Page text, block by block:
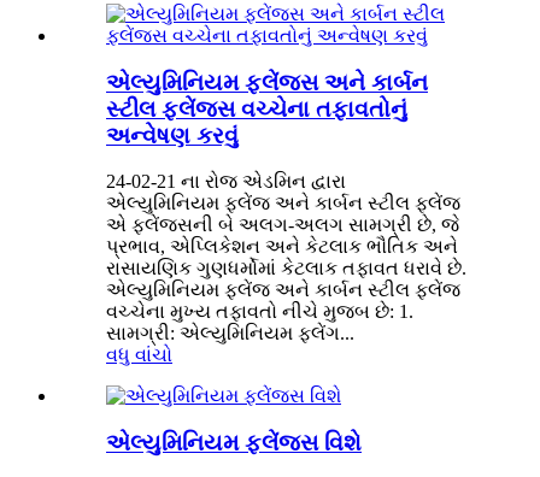
એલ્યુમિનિયમ ફ્લેંજ્સ અને કાર્બન
સ્ટીલ ફ્લેંજ્સ વચ્ચેના તફાવતોનું
અન્વેષણ કરવું
24-02-21 ના ​​રોજ એડમિન દ્વારા
એલ્યુમિનિયમ ફ્લેંજ અને કાર્બન સ્ટીલ ફ્લેંજ
એ ફ્લેંજ્સની બે અલગ-અલગ સામગ્રી છે, જે
પ્રભાવ, એપ્લિકેશન અને કેટલાક ભૌતિક અને
રાસાયણિક ગુણધર્મોમાં કેટલાક તફાવત ધરાવે છે.
એલ્યુમિનિયમ ફ્લેંજ અને કાર્બન સ્ટીલ ફ્લેંજ
વચ્ચેના મુખ્ય તફાવતો નીચે મુજબ છે: 1.
સામગ્રી: એલ્યુમિનિયમ ફ્લેંગ...
વધુ વાંચો
એલ્યુમિનિયમ ફ્લેંજ્સ વિશે